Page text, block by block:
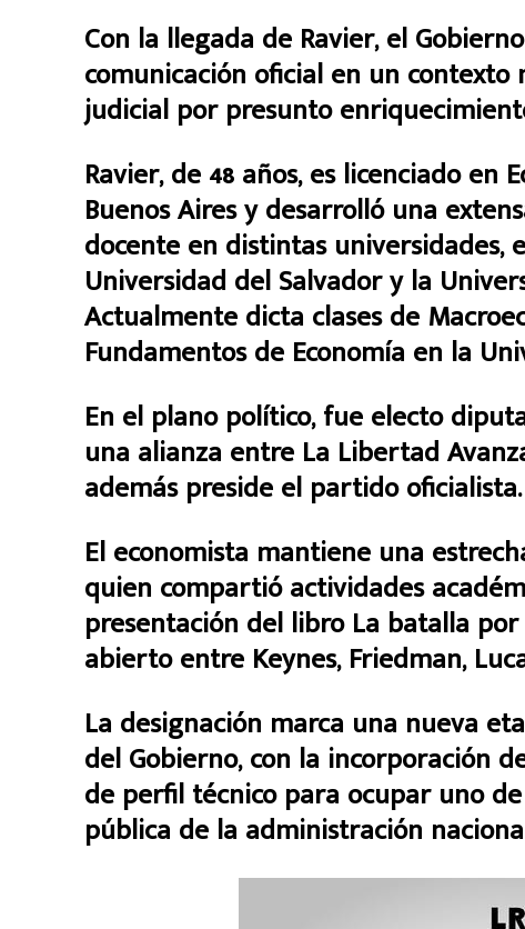
Con la llegada de Ravier, el
comunicación oficial en un
judicial por presunto
Ravier, de 48 años, es licenciado en
Buenos Aires y desarrolló una
docente en distintas universidades,
Universidad del Salvador y la
Actualmente dicta clases de
Fundamentos de Economía en la
En el plano político, fue electo
una alianza entre La Libertad
además preside el partido oficialista.
El economista mantiene una
quien compartió actividades
presentación del libro La batalla
abierto entre Keynes, Friedman,
La designación marca una nueva
del Gobierno, con la incorporación
de perfil técnico para ocupar uno
pública de la administración